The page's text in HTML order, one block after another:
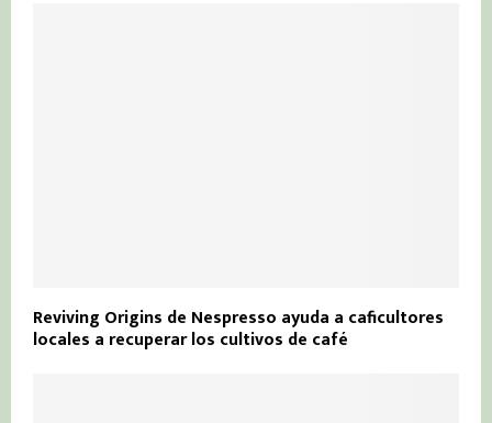
Reviving Origins de Nespresso ayuda a caficultores
locales a recuperar los cultivos de café